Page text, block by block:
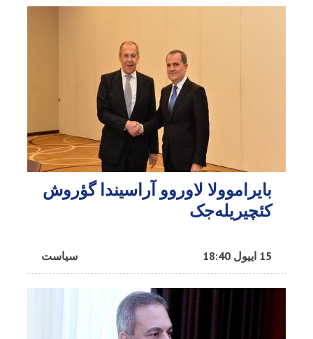
بایراموولا لاوروو آراسیندا گؤروش
کئچیریله‌جک
سیاست 15 اییول 18:40